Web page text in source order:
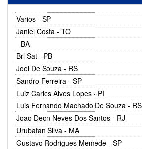
Varios - SP
Janiel Costa - TO
- BA
Brl Sat - PB
Joel De Souza - RS
Sandro Ferreira - SP
Luiz Carlos Alves Lopes - PI
Luis Fernando Machado De Souza - RS
Joao Deon Neves Dos Santos - RJ
Urubatan Silva - MA
Gustavo Rodrigues Memede - SP